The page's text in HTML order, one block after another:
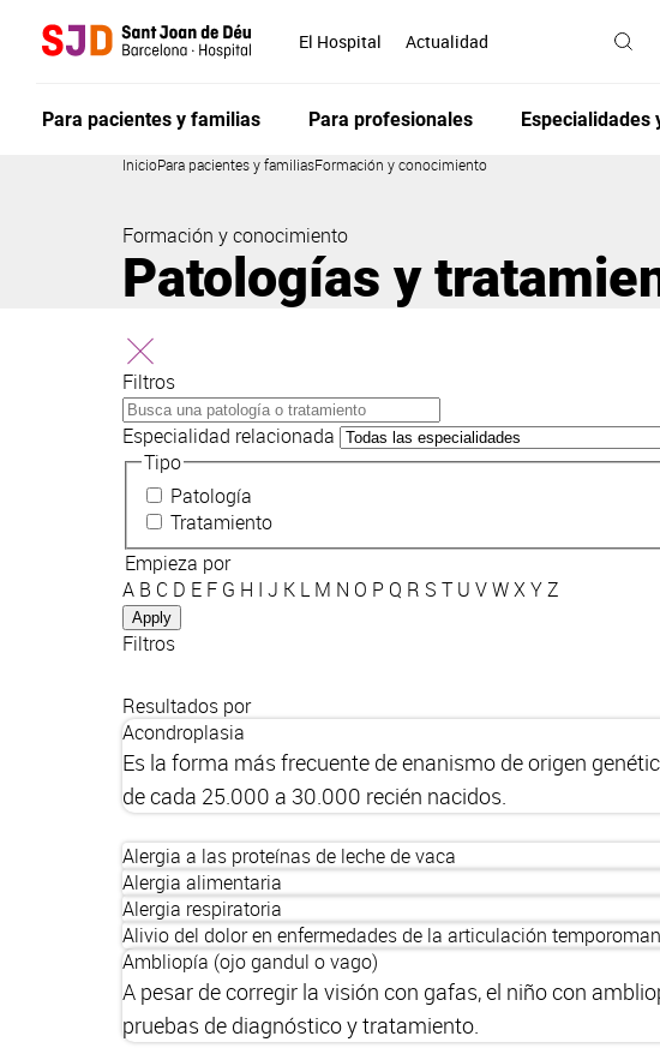
El Hospital Actualidad
Para pacientes y familias Para profesionales Especialidades
InicioPara pacientes y familiasFormación y conocimiento
Formación y conocimiento
Patologías y
Filtros
Especialidad relacionada
Tipo
Patología
Tratamiento
Empieza por
A B C D E F G H I J K L M N O P Q R S T U VWXYZ
Filtros
Resultados por
Acondroplasia
Es la forma más frecuente de enanismo de origen
de cada 25.000 a 30.000 recién nacidos.
Alergia a las proteínas de leche de vaca
Alergia alimentaria
Alergia respiratoria
Alivio del dolor en enfermedades de la articulación
Ambliopía (ojo gandul o vago)
A pesar de corregir la visión con gafas, el niño con
pruebas de diagnóstico y tratamiento.